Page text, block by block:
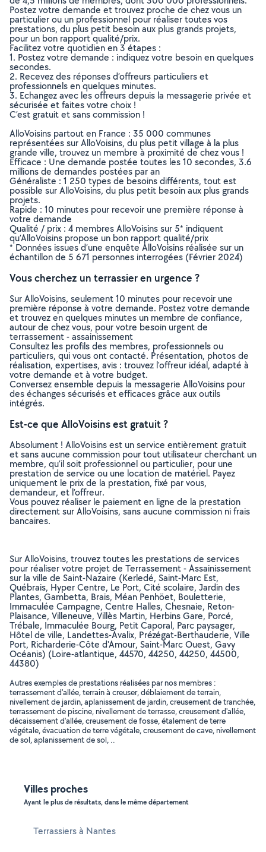
Postez votre demande et trouvez proche de chez vous un
particulier ou un professionnel pour réaliser toutes vos
prestations, du plus petit besoin aux plus grands projets,
pour un bon rapport qualité/prix.
Facilitez votre quotidien en 3 étapes :
1. Postez votre demande : indiquez votre besoin en quelques
secondes.
2. Recevez des réponses d’offreurs particuliers et
professionnels en quelques minutes.
3. Echangez avec les offreurs depuis la messagerie privée et
sécurisée et faites votre choix !
C’est gratuit et sans commission !
AlloVoisins partout en France : 35 000 communes
représentées sur AlloVoisins, du plus petit village à la plus
grande ville, trouvez un membre à proximité de chez vous !
Efficace : Une demande postée toutes les 10 secondes, 3.6
millions de demandes postées par an
Généraliste : 1 250 types de besoins différents, tout est
possible sur AlloVoisins, du plus petit besoin aux plus grands
projets.
Rapide : 10 minutes pour recevoir une première réponse à
votre demande
Qualité / prix : 4 membres AlloVoisins sur 5* indiquent
qu’AlloVoisins propose un bon rapport qualité/prix
* Données issues d’une enquête AlloVoisins réalisée sur un
échantillon de 5 671 personnes interrogées (Février 2024)
Vous cherchez un terrassier en urgence ?
Sur AlloVoisins, seulement 10 minutes pour recevoir une
première réponse à votre demande. Postez votre demande
et trouvez en quelques minutes un membre de confiance,
autour de chez vous, pour votre besoin urgent de
terrassement - assainissement
Consultez les profils des membres, professionnels ou
particuliers, qui vous ont contacté. Présentation, photos de
réalisation, expertises, avis : trouvez l'offreur idéal, adapté à
votre demande et à votre budget.
Conversez ensemble depuis la messagerie AlloVoisins pour
des échanges sécurisés et efficaces grâce aux outils
intégrés.
Est-ce que AlloVoisins est gratuit ?
Absolument ! AlloVoisins est un service entièrement gratuit
et sans aucune commission pour tout utilisateur cherchant un
membre, qu’il soit professionnel ou particulier, pour une
prestation de service ou une location de matériel. Payez
uniquement le prix de la prestation, fixé par vous,
demandeur, et l’offreur.
Vous pouvez réaliser le paiement en ligne de la prestation
directement sur AlloVoisins, sans aucune commission ni frais
bancaires.
Sur AlloVoisins, trouvez toutes les prestations de services
pour réaliser votre projet de Terrassement - Assainissement
sur la ville de Saint-Nazaire (Kerledé, Saint-Marc Est,
Québrais, Hyper Centre, Le Port, Cité scolaire, Jardin des
Plantes, Gambetta, Brais, Méan Penhöet, Bouletterie,
Immaculée Campagne, Centre Halles, Chesnaie, Reton-
Plaisance, Villeneuve, Villès Martin, Herbins Gare, Porcé,
Trébale, Immaculée Bourg, Petit Caporal, Parc paysager,
Hôtel de ville, Landettes-Avalix, Prézégat-Berthauderie, Ville
Port, Richarderie-Côte d'Amour, Saint-Marc Ouest, Gavy
Océanis) (Loire-atlantique, 44570, 44250, 44250, 44500,
44380)
Autres exemples de prestations réalisées par nos membres :
terrassement d'allée, terrain à creuser, déblaiement de terrain,
nivellement de jardin, aplanissement de jardin, creusement de tranchée,
terrassement de piscine, nivellement de terrasse, creusement d'allée,
décaissement d'allée, creusement de fosse, étalement de terre
végétale, évacuation de terre végétale, creusement de cave, nivellement
de sol, aplanissement de sol, ..
Villes proches
Ayant le plus de résultats, dans le même département
Terrassiers à Nantes